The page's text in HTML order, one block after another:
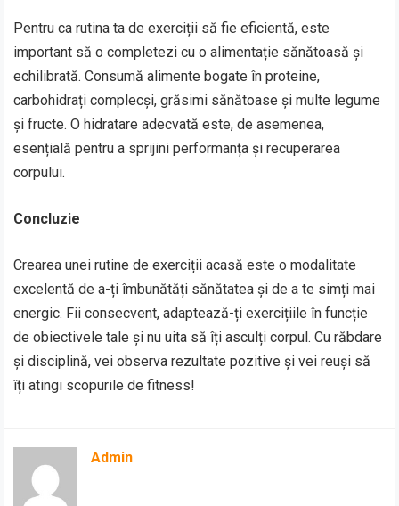
Pentru ca rutina ta de exerciții să fie eficientă, este
important să o completezi cu o alimentație sănătoasă și
echilibrată. Consumă alimente bogate în proteine,
carbohidrați complecși, grăsimi sănătoase și multe legume
și fructe. O hidratare adecvată este, de asemenea,
esențială pentru a sprijini performanța și recuperarea
corpului.
Concluzie
Crearea unei rutine de exerciții acasă este o modalitate
excelentă de a-ți îmbunătăți sănătatea și de a te simți mai
energic. Fii consecvent, adaptează-ți exercițiile în funcție
de obiectivele tale și nu uita să îți asculți corpul. Cu răbdare
și disciplină, vei observa rezultate pozitive și vei reuși să
îți atingi scopurile de fitness!
Admin